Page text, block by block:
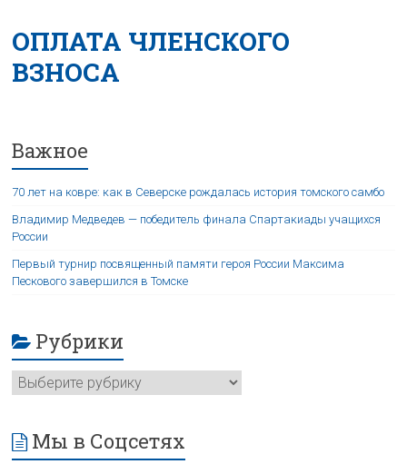
ОПЛАТА ЧЛЕНСКОГО
ВЗНОСА
Важное
70 лет на ковре: как в Северске рождалась история томского самбо
Владимир Медведев — победитель финала Спартакиады учащихся
России
Первый турнир посвященный памяти героя России Максима
Пескового завершился в Томске
Рубрики
Мы в Соцсетях